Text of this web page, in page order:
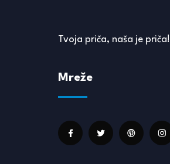
Tvoja priča, naša je priča!
Mreže